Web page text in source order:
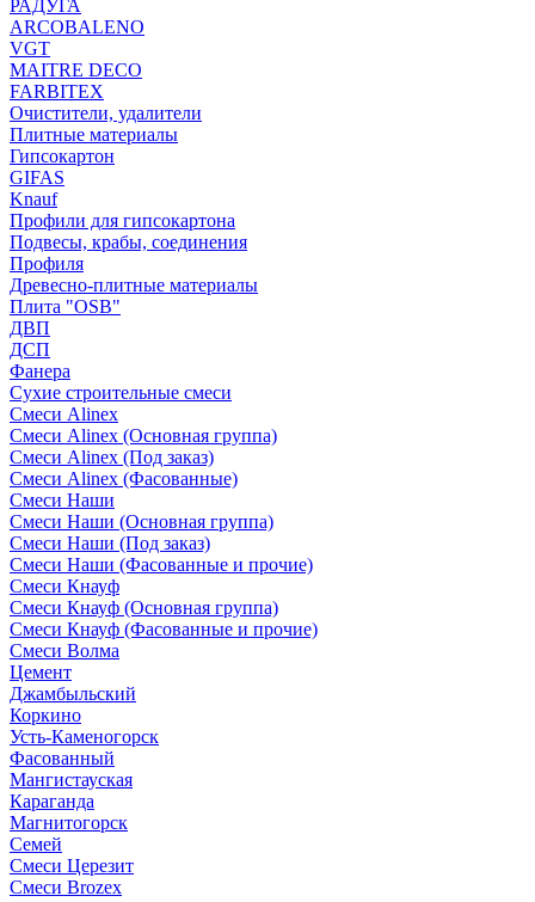
РАДУГА
ARCOBALENO
VGT
MAITRE DECO
FARBITEX
Очистители, удалители
Плитные материалы
Гипсокартон
GIFAS
Knauf
Профили для гипсокартона
Подвесы, крабы, соединения
Профиля
Древесно-плитные материалы
Плита "OSB"
ДВП
ДСП
Фанера
Сухие строительные смеси
Смеси Alinex
Смеси Alinex (Основная группа)
Смеси Alinex (Под заказ)
Смеси Alinex (Фасованные)
Смеси Наши
Смеси Наши (Основная группа)
Смеси Наши (Под заказ)
Смеси Наши (Фасованные и прочие)
Смеси Кнауф
Смеси Кнауф (Основная группа)
Смеси Кнауф (Фасованные и прочие)
Смеси Волма
Цемент
Джамбыльский
Коркино
Усть-Каменогорск
Фасованный
Мангистауская
Караганда
Магнитогорск
Семей
Смеси Церезит
Смеси Brozex